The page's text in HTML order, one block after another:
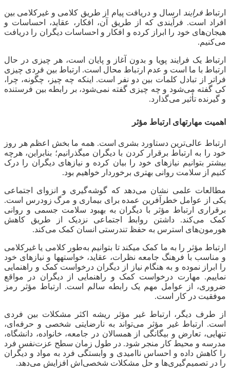
ارتباطفرایند
ارسال و دریافت پیام از طریق کلامی و غیرکلامی بین
افراد است. فرآیندی که از طریق آن، افکار، عقاید، احساسات و
هیجان‌های خود را ابراز کرده و افکار و احساسات دیگران را دریافت
می‌کنیم.
ارتباط یک فرایند پویا و بدون آغاز و پایان است، هر چیزی در حال
ارتباط با ما است و عدم ارتباط محال است. ارتباط بین فردی چیزی
فراتر از تبادل کلمات بین دو نفر است. اینکه چه چیز، چگونه، چرا،
کی گفته می‌شود و چه چیزی گفته نمی‌شود، بر رابطه بین فرستنده
و گیرنده تأثیر می‌گذارد.
اهمیت مهارتهای ارتباط مؤثر
ارتباط عالی‌ترین دستاورد بشری است. همه ما بخش اعظم هر روز
خود را به ارتباط برقرار کردن با دیگران می‎گذرانیم؛ بنابراین، هرچه
بیشتر بتوانیم نیازهای خود را بیان کرده و نیازهای دیگران را درک
کنیم از سلامت روانی بهتری برخوردار خواهیم بود.
مطالعات علمی نشان می‌دهد که گوشه‌گیری و انزوای اجتماعی
یکی از عوامل خطرآفرین عمده برای بیماری و مرگ زودرس است.
برقراری ارتباط مؤثر با دیگران به بهبود سلامت جسمی و روانی
کمک می‌کند. داشتن روابط اجتماعی نزدیک از طریق کاهش
هورمون‌های استرس به حفظ تندرستی انسان کمک می‌کند.
ارتباط مؤثر را به ما کمک می‎کند تا بتوانیم به‌طور کلامی یا غیرکلامی
و مناسب با فرهنگ جامعه نظرات، عقاید، خواسته‎ها و نیازهای خود
را ابراز نموده و به هنگام نیاز از دیگران درخواست کمک و راهنمایی
نماییم. مهارت درخواست کمک و راهنمایی از دیگران در مواقع
ضروری، از عوامل مهم یک رابطه سالم است. ارتباط مؤثر رمز
موفقیت در کار است.
از طرف دیگر، ارتباط غیر مؤثر ریشه اکثر مشکلات بین فردی
است. ارتباط غیر مؤثر می‌تواند به نارضایتی شخصی و حرفه‌ای،
تنهایی، تعارض و بیگانگی از همسالان در جامعه، خانواده، دانشگاه،
مدرسه و محیط کار منجر شود. در طول زمان سطح عزت‌نفس فرد
را کاهش داده و احساس ناامیدی و وابستگی فرد به مواد و دیگران
را در تصمیم‌گیری‌ها و حل مشکلات شخصی‌اش افزایش می‌دهد.